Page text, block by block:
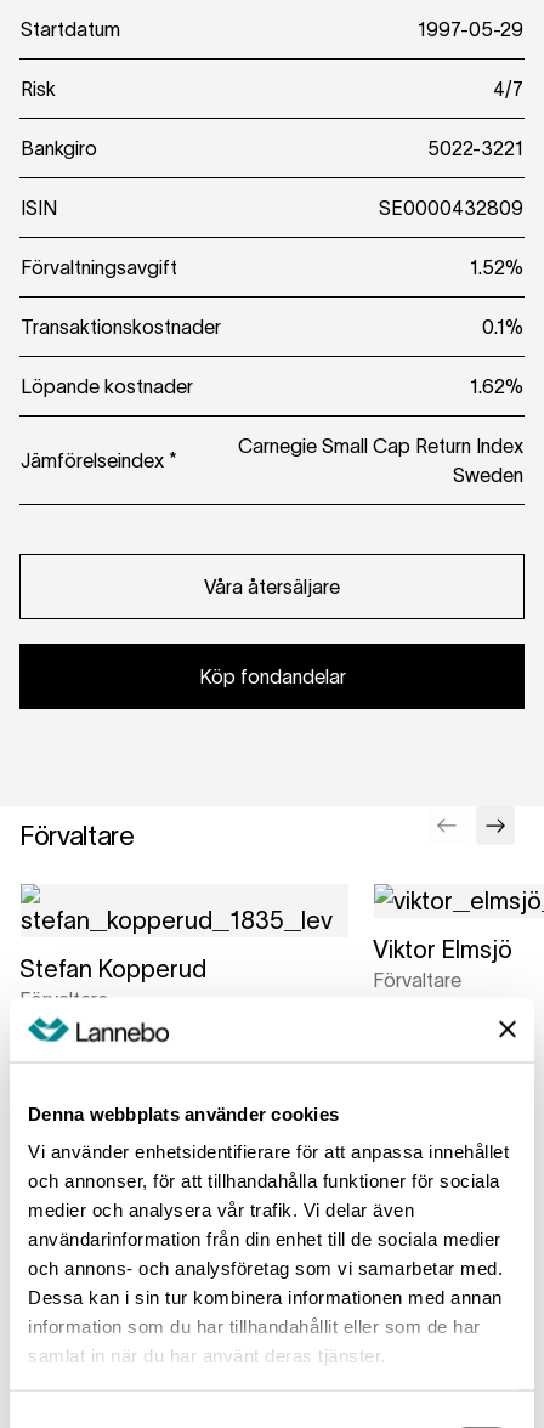
Denna webbplats använder cookies
Vi använder enhetsidentifierare för att anpassa innehållet
och annonser, för att tillhandahålla funktioner för sociala
medier och analysera vår trafik. Vi delar även
användarinformation från din enhet till de sociala medier
och annons- och analysföretag som vi samarbetar med.
Dessa kan i sin tur kombinera informationen med annan
information som du har tillhandahållit eller som de har
samlat in när du har använt deras tjänster.
Förvaltare
Stefan Kopperud
Förvaltare
Läs mer
Viktor Elmsjö
Förvaltare
Exponering
Största länder Största brancher Största innehav
Sverige 88.7
Norge 5.2
Finland
Startdatum 1997-05-29
Risk 4/7
Bankgiro 5022-3221
ISIN SE0000432809
Förvaltningsavgift 1.52%
Transaktionskostnader 0.1%
Löpande kostnader 1.62%
Jämförelseindex *
Carnegie Small Cap Return Index
Sweden
Våra återsäljare
Köp fondandelar